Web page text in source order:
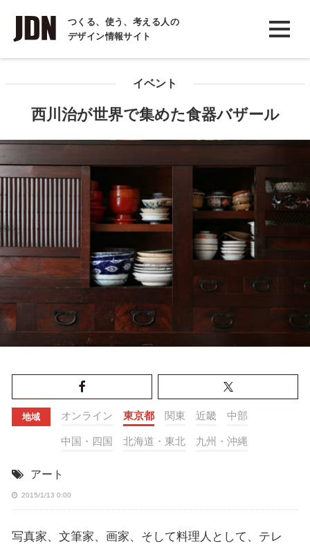
つくる、使う、考える人の
デザイン情報サイト
INTERVIEW
インタビュー
イベント
西川治が世界で集めた食器バザール
地域 オンライン 東京都 関東 近畿 中部
中国・四国 北海道・東北 九州・沖縄
アート
2015/1/13 0:00
写真家、文筆家、画家、そして料理人として、テレ